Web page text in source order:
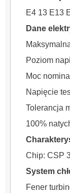
E4 13 E13
Dane
Poziom
Moc
Napięcie
Tolerancja
100%
Chip: CSP
System
Fener